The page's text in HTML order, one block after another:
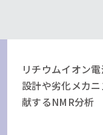
リチウムイオン
設計や劣化メカ
献するNMR分析